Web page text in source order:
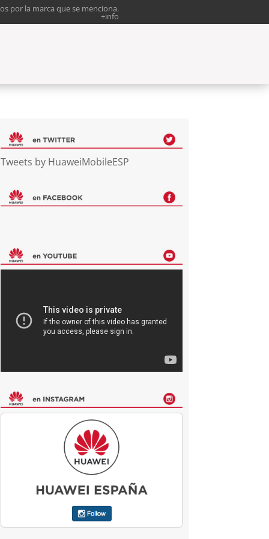
por la marca que se menciona.
+info
Tweets by HuaweiMobileESP